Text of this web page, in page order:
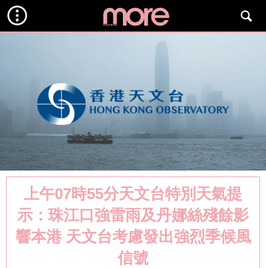
上午07時55分天文台特別天氣提
示：珠江口強雷雨及丹娜絲殘餘影
響本港 天文台考慮發出強烈季候風
信號